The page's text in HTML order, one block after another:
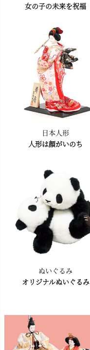
女の子の未来を祝福
日本人形
人形は顔がいのち
ぬいぐるみ
オリジナルぬいぐるみ